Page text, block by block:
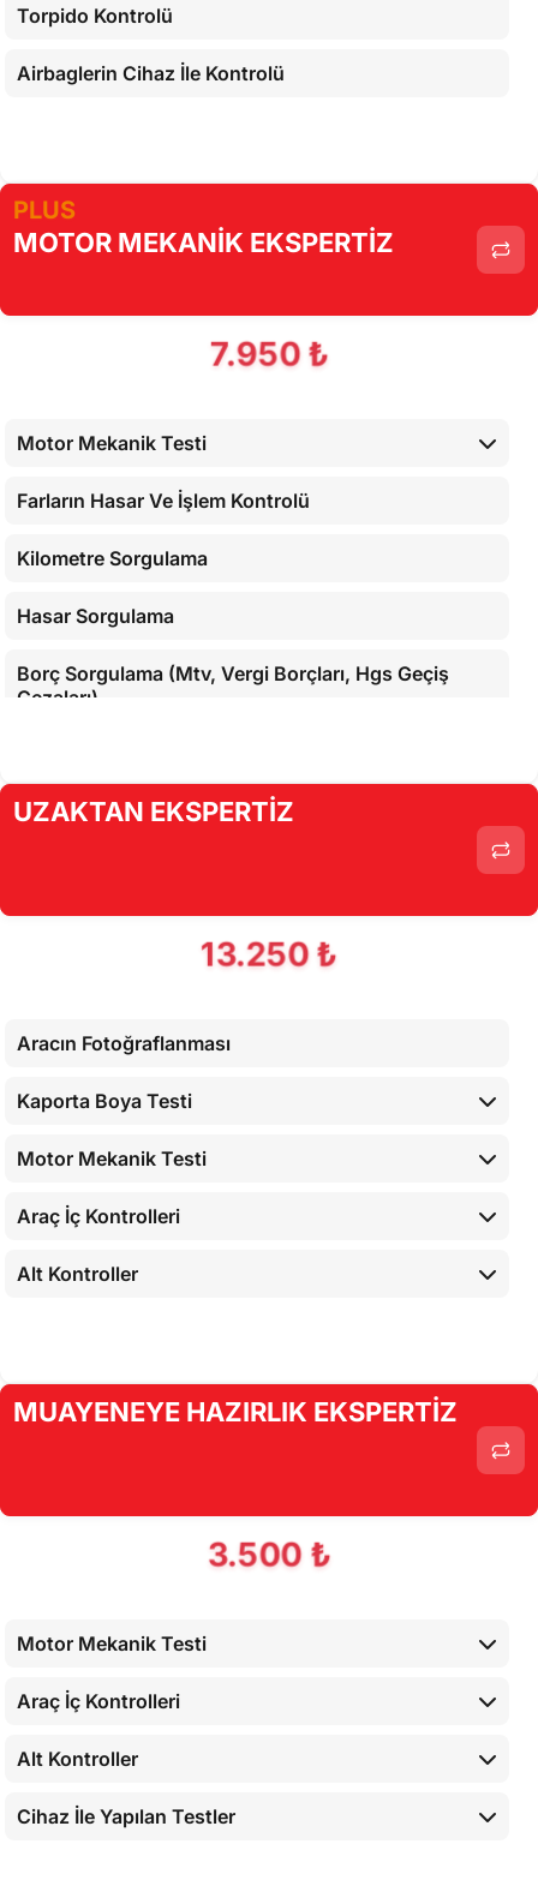
Torpido Kontrolü
Airbaglerin Cihaz İle Kontrolü
PLUS
MOTOR MEKANİK EKSPERTİZ
7.950 ₺
Motor Mekanik Testi
Farların Hasar Ve İşlem Kontrolü
Kilometre Sorgulama
Hasar Sorgulama
Borç Sorgulama (Mtv, Vergi Borçları, Hgs Geçiş
Cezaları)
Alt Kontroller
UZAKTAN EKSPERTİZ
13.250 ₺
Aracın Fotoğraflanması
Kaporta Boya Testi
Motor Mekanik Testi
Araç İç Kontrolleri
Alt Kontroller
Cihaz İle Yapılan Testler
MUAYENEYE HAZIRLIK EKSPERTİZ
3.500 ₺
Motor Mekanik Testi
Araç İç Kontrolleri
Alt Kontroller
Cihaz İle Yapılan Testler